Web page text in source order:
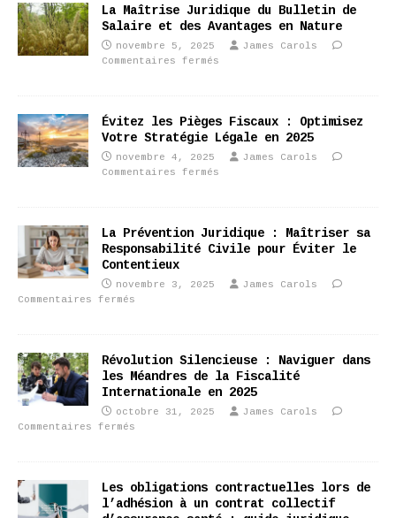
La Maîtrise Juridique du Bulletin de
Salaire et des Avantages en Nature
novembre 5, 2025
James Carols
Commentaires fermés
Évitez les Pièges Fiscaux : Optimisez
Votre Stratégie Légale en 2025
novembre 4, 2025
James Carols
Commentaires fermés
La Prévention Juridique : Maîtriser sa
Responsabilité Civile pour Éviter le
Contentieux
novembre 3, 2025
James Carols
Commentaires fermés
Révolution Silencieuse : Naviguer dans
les Méandres de la Fiscalité
Internationale en 2025
octobre 31, 2025
James Carols
Commentaires fermés
Les obligations contractuelles lors de
l’adhésion à un contrat collectif